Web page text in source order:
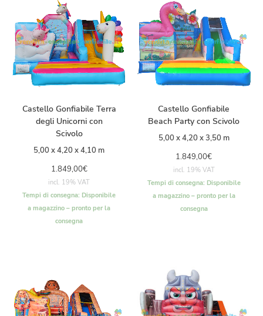
Castello Gonfiabile Terra
degli Unicorni con
Scivolo
5,00 x 4,20 x 4,10 m
1.849,00€
incl. 19% VAT
Tempi di consegna: Disponibile
a magazzino – pronto per la
consegna
Castello Gonfiabile
Beach Party con Scivolo
5,00 x 4,20 x 3,50 m
1.849,00€
incl. 19% VAT
Tempi di consegna: Disponibile
a magazzino – pronto per la
consegna